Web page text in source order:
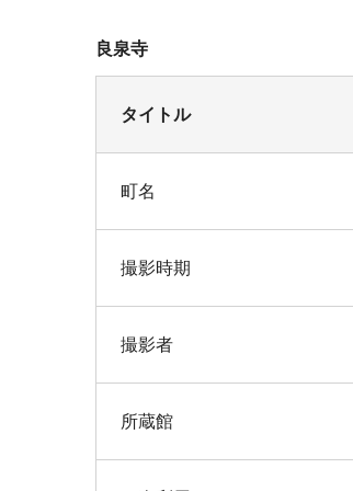
良泉寺
タイトル
町名
撮影時期
撮影者
所蔵館